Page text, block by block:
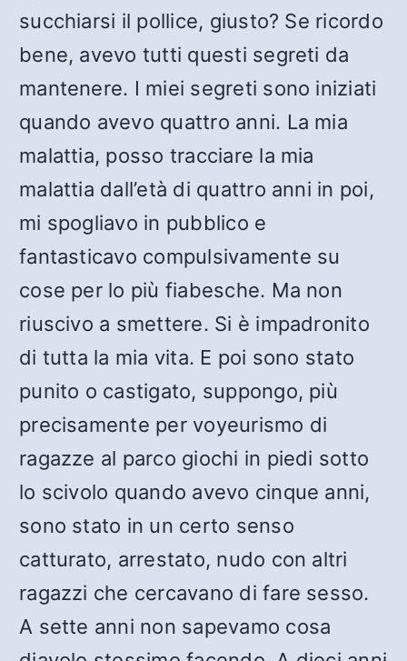
succhiarsi il pollice, giusto? Se ricordo
bene, avevo tutti questi segreti da
mantenere. I miei segreti sono iniziati
quando avevo quattro anni. La mia
malattia, posso tracciare la mia
malattia dall’età di quattro anni in poi,
mi spogliavo in pubblico e
fantasticavo compulsivamente su
cose per lo più fiabesche. Ma non
riuscivo a smettere. Si è impadronito
di tutta la mia vita. E poi sono stato
punito o castigato, suppongo, più
precisamente per voyeurismo di
ragazze al parco giochi in piedi sotto
lo scivolo quando avevo cinque anni,
sono stato in un certo senso
catturato, arrestato, nudo con altri
ragazzi che cercavano di fare sesso.
A sette anni non sapevamo cosa